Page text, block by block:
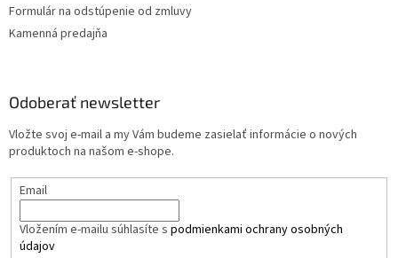
Formulár na odstúpenie od zmluvy
Kamenná predajňa
Odoberať newsletter
Vložte svoj e-mail a my Vám budeme zasielať informácie o nových
produktoch na našom e-shope.
Email
Vložením e-mailu súhlasíte s podmienkami ochrany osobných
údajov